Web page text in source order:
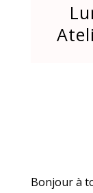
Bonjour à